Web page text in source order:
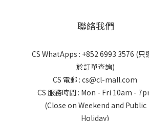
聯絡我們
CS WhatApps : +852 6993 3576 (只
於訂單查詢)
CS 電郵 : cs@cl-mall.com
CS 服務時間 : Mon - Fri 10am -
(Close on Weekend and Public
Holiday)